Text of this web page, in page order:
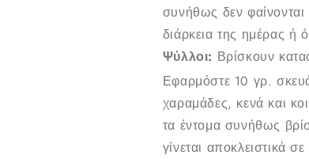
συνήθως δεν
διάρκεια της ημέρας ή
Ψύλλοι: Βρίσκουν
Εφαρμόστε 10 γρ.
χαραμάδες, κενά και
τα έντομα συνήθως
γίνεται αποκλειστικά